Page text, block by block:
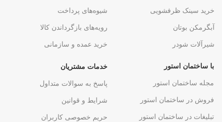
خرید سینک ظرفشویی
آبگرمکن بوتان
شیرآلات شودر
شیوه‌های پرداخت
رویه‌های بازگرداندن کالا
خرید عمده و سازمانی
با ساختمان استور
مجله ساختمان استور
فروش در ساختمان استور
تبلیغات در ساختمان استور
خدمات مشتریان
پاسخ به سوالات متداول
شرایط و قوانین
حریم خصوصی کاربران